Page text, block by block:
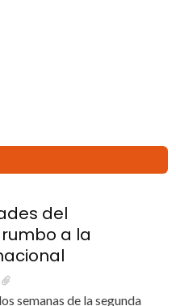
del
a la
semanas de la segunda